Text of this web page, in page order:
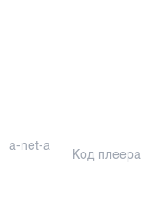
a-net-a
Код плеера